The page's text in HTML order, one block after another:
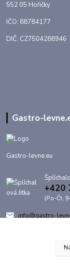
552 05 Hořičky
IČO: 88784177
DIČ: CZ7504288946
Gastro-
Gastro-levne.eu
+420
(Po-Čt,
info@gastro-